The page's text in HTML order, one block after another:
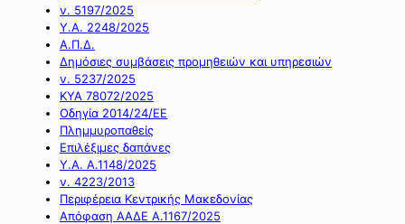
ν. 5197/2025
Υ.Α. 2248/2025
Α.Π.Δ.
Δημόσιες συμβάσεις προμηθειών και υπηρεσιών
ν. 5237/2025
ΚΥΑ 78072/2025
Οδηγία 2014/24/ΕΕ
Πλημμυροπαθείς
Επιλέξιμες δαπάνες
Υ.Α. Α.1148/2025
ν. 4223/2013
Περιφέρεια Κεντρικής Μακεδονίας
Απόφαση ΑΑΔΕ Α.1167/2025